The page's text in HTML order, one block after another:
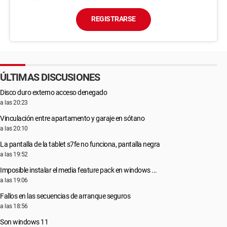
REGISTRARSE
ÚLTIMAS DISCUSIONES
Disco duro externo acceso denegado
a las 20:23
Vinculación entre apartamento y garaje en sótano
a las 20:10
La pantalla de la tablet s7fe no funciona, pantalla negra
a las 19:52
Imposible instalar el media feature pack en windows ...
a las 19:06
Fallos en las secuencias de arranque seguros
a las 18:56
Son windows 11